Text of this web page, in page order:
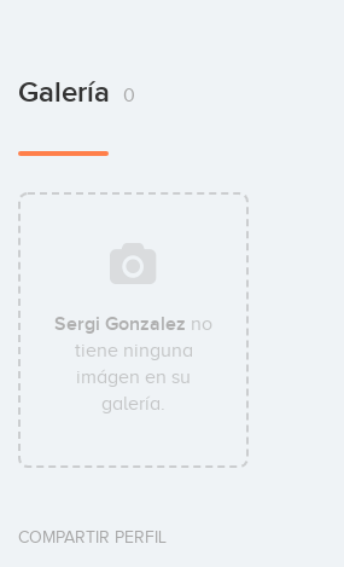
Galería 0
Sergi Gonzalez no
tiene ninguna
imágen en su
galería.
COMPARTIR PERFIL